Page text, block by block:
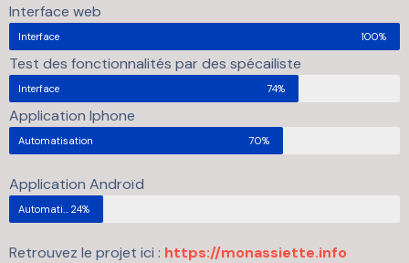
Interface web
Interface 100%
Test des fonctionnalités par des spécailiste
Interface 74%
Application Iphone
Automatisation 70%
Application Androïd
24%
Retrouvez le projet ici : https://monassiette.info